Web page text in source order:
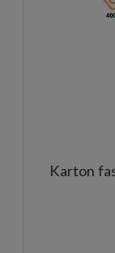
Karton